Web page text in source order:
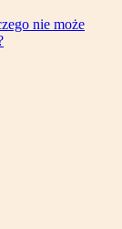
nie może